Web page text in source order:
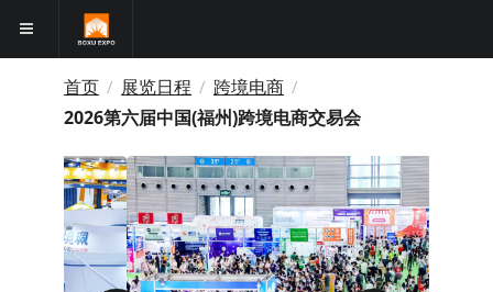
首页 / 展览日程 / 跨境电商 /
2026第六届中国(福州)跨境电商交易会